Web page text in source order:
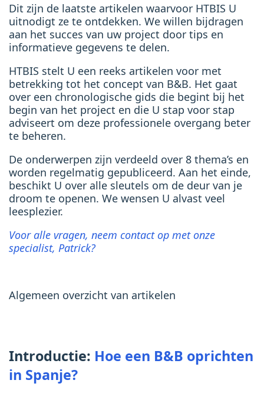
Dit zijn de laatste artikelen waarvoor HTBIS U
uitnodigt ze te ontdekken. We willen bijdragen
aan het succes van uw project door tips en
informatieve gegevens te delen.
HTBIS stelt U een reeks artikelen voor met
betrekking tot het concept van B&B. Het gaat
over een chronologische gids die begint bij het
begin van het project en die U stap voor stap
adviseert om deze professionele overgang beter
te beheren.
De onderwerpen zijn verdeeld over 8 thema’s en
worden regelmatig gepubliceerd. Aan het einde,
beschikt U over alle sleutels om de deur van je
droom te openen. We wensen U alvast veel
leesplezier.
Voor alle vragen, neem contact op met onze
specialist, Patrick?
Algemeen overzicht van artikelen
Introductie: Hoe een B&B oprichten
in Spanje?